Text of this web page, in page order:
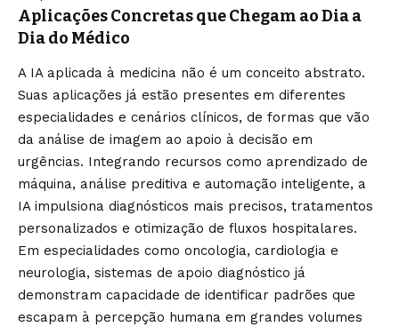
Aplicações Concretas que Chegam ao Dia a
Dia do Médico
A IA aplicada à medicina não é um conceito abstrato.
Suas aplicações já estão presentes em diferentes
especialidades e cenários clínicos, de formas que vão
da análise de imagem ao apoio à decisão em
urgências. Integrando recursos como aprendizado de
máquina, análise preditiva e automação inteligente, a
IA impulsiona diagnósticos mais precisos, tratamentos
personalizados e otimização de fluxos hospitalares.
Em especialidades como oncologia, cardiologia e
neurologia, sistemas de apoio diagnóstico já
demonstram capacidade de identificar padrões que
escapam à percepção humana em grandes volumes